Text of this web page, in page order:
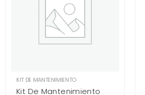
KIT DE MANTENIMIENTO
Kit De Mantenimiento